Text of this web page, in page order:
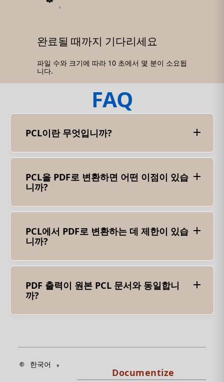
3
완료될 때까지 기다리세요
파일 수와 크기에 따라 10 초에서 몇 분이 소요됩
니다.
FAQ
PCL이란 무엇입니까?
쇄 장치를 제어하기 위해 Hewlett-Packard (HP) 에
와 그래픽을 인쇄하는 방법을 정의합니다.
PCL을 PDF로 변환하면 어떤 이점이 있습
니까?
이 있습니다. 플랫폼 간 호환성: PDF는 널리 지원되
에서 볼 수 있습니다. 간편한 공유 및 배포: PDF 파일
은 이메일, 온라인 플랫폼 및 문서 관리 시스템을 통
해 쉽게 공유할 수 있습니다. 보관 및 보존: PDF는 문
서를 장기간 보존하는 데 적합하므로 이후에도 콘텐
PCL에서 PDF로 변환하는 데 제한이 있습
니까?
수 있습니다. 일부 프린터별 형식 손실: PCL 명령에
식이 포함될 수 있습니다. 복잡한 레이아웃: 매우 복
잡하거나 특수한 PCL 레이아웃은 서식 차이로 인해
PDF로 정확하게 변환되지 않을 수 있습니다.
PDF 출력이 원본 PCL 문서와 동일합니
까?
PCL 파일의 내용을 캡처합니다.그러나 PCL과 PDF 구
한국어